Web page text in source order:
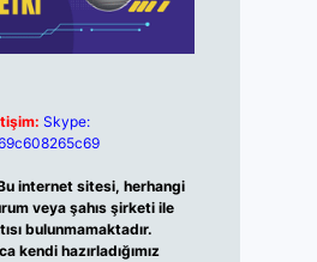
Skype:
internet sitesi, herhangi
veya şahıs şirketi ile
bulunmamaktadır.
kendi hazırladığımız